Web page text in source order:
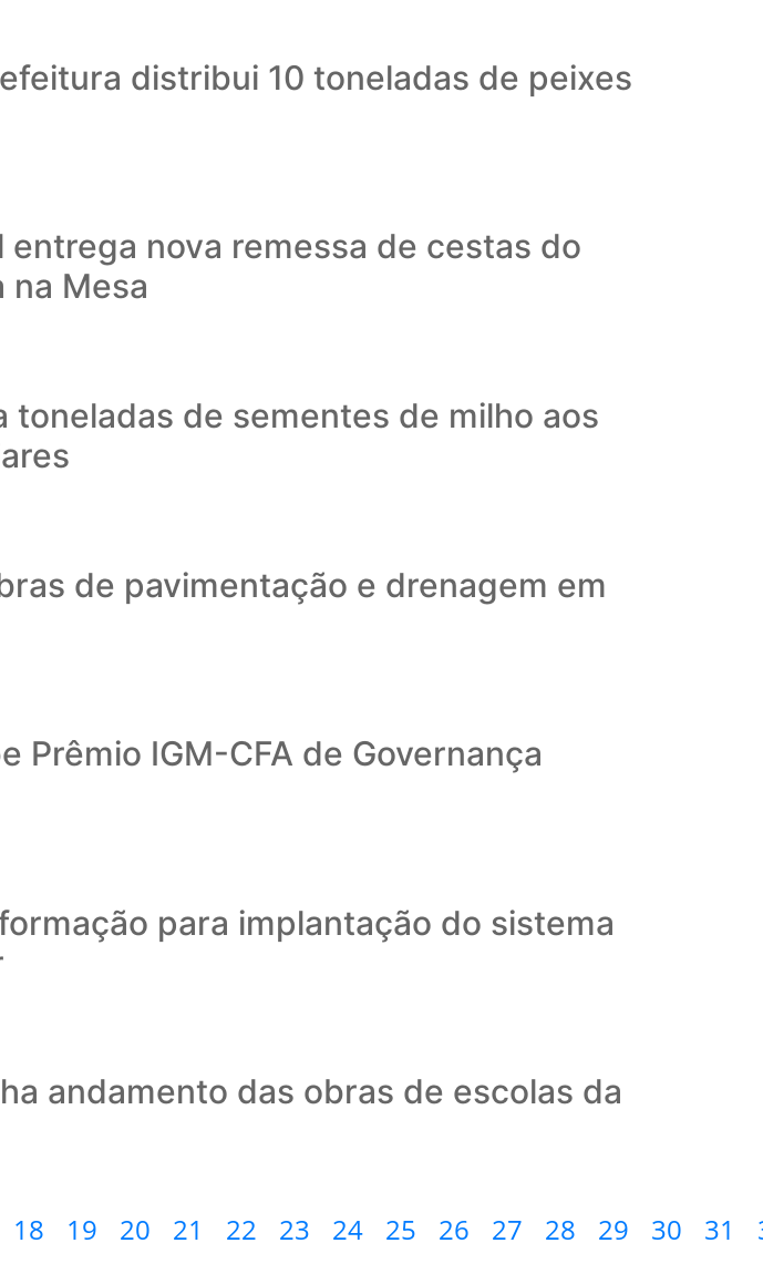
distribui 10 toneladas de peixes
entrega nova remessa de cestas do
na Mesa
toneladas de sementes de milho aos
de pavimentação e drenagem em
Prêmio IGM-CFA de Governança
para implantação do sistema
andamento das obras de escolas da
18 19 20 21 22 23 24 25 26 27 28 29 30 31